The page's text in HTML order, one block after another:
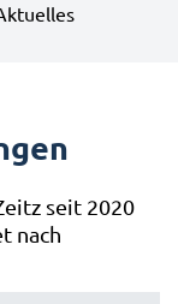
seit 2020
nach